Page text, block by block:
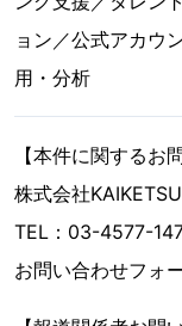
ョン／公式アカウ
用・分析
【本件に関するお
株式会社KAIKETSU
TEL：03-4577-
お問い合わせフォ